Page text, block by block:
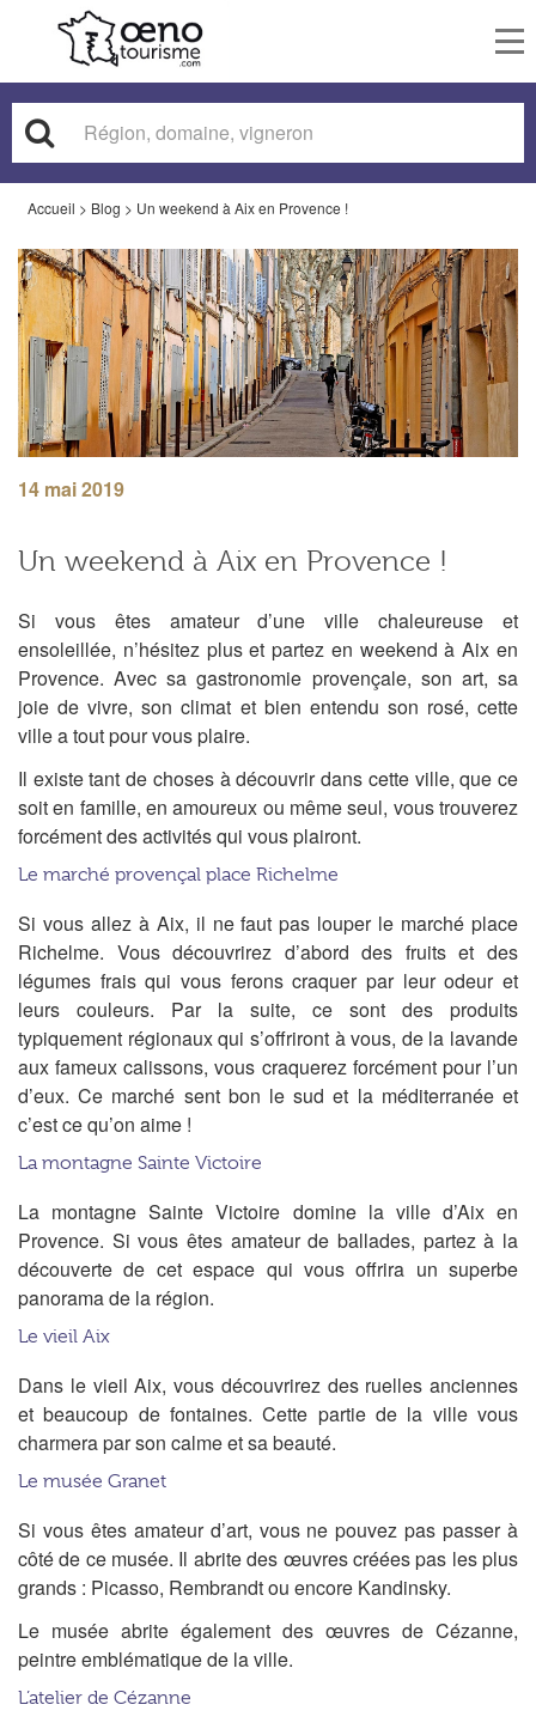
Accueil > Blog > Un weekend à Aix en Provence !
14 mai 2019
Un weekend à Aix en Provence !
Si vous êtes amateur d’une ville chaleureuse et
ensoleillée, n’hésitez plus et partez en weekend à Aix en
Provence. Avec sa gastronomie provençale, son art, sa
joie de vivre, son climat et bien entendu son rosé, cette
ville a tout pour vous plaire.
Il existe tant de choses à découvrir dans cette ville, que ce
soit en famille, en amoureux ou même seul, vous trouverez
forcément des activités qui vous plairont.
Le marché provençal place Richelme
Si vous allez à Aix, il ne faut pas louper le marché place
Richelme. Vous découvrirez d’abord des fruits et des
légumes frais qui vous ferons craquer par leur odeur et
leurs couleurs. Par la suite, ce sont des produits
typiquement régionaux qui s’offriront à vous, de la lavande
aux fameux calissons, vous craquerez forcément pour l’un
d’eux. Ce marché sent bon le sud et la méditerranée et
c’est ce qu’on aime !
La montagne Sainte Victoire
La montagne Sainte Victoire domine la ville d’Aix en
Provence. Si vous êtes amateur de ballades, partez à la
découverte de cet espace qui vous offrira un superbe
panorama de la région.
Le vieil Aix
Dans le vieil Aix, vous découvrirez des ruelles anciennes
et beaucoup de fontaines. Cette partie de la ville vous
charmera par son calme et sa beauté.
Le musée Granet
Si vous êtes amateur d’art, vous ne pouvez pas passer à
côté de ce musée. Il abrite des œuvres créées pas les plus
grands : Picasso, Rembrandt ou encore Kandinsky.
Le musée abrite également des œuvres de Cézanne,
peintre emblématique de la ville.
L’atelier de Cézanne